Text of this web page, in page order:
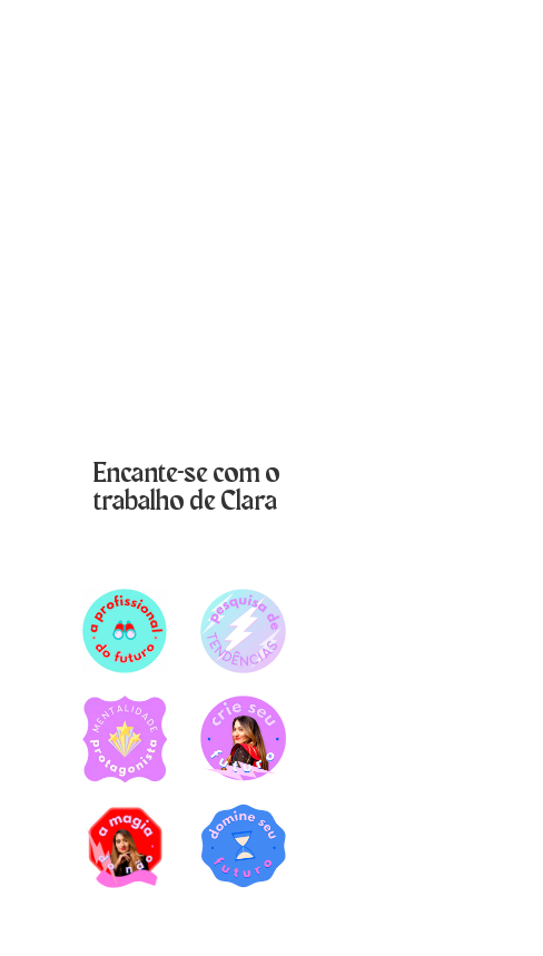
Encante-se com o
trabalho de Clara